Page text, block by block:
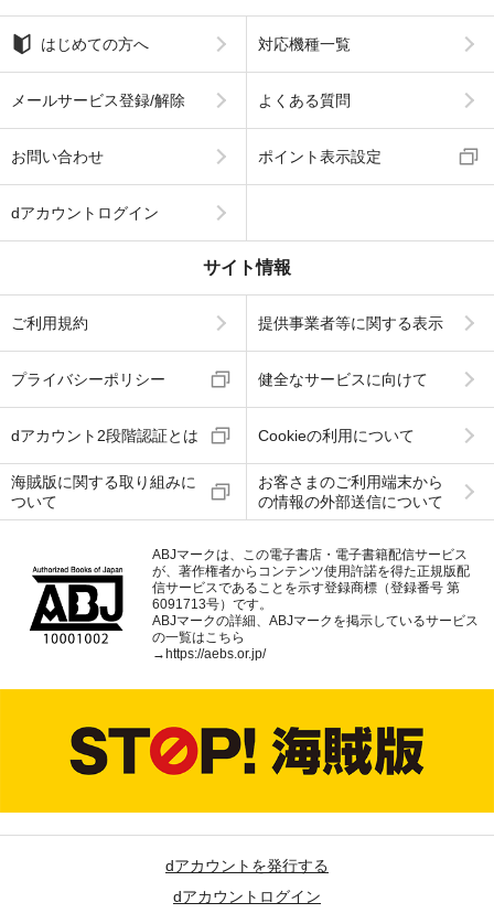
はじめての方へ 対応機種一覧
メールサービス登録/解除 よくある質問
お問い合わせ ポイント表示設定
dアカウントログイン
サイト情報
ご利用規約 提供事業者等に関する表示
プライバシーポリシー 健全なサービスに向けて
dアカウント2段階認証とは Cookieの利用について
海賊版に関する取り組みに
ついて
お客さまのご利用端末から
の情報の外部送信について
ABJマークは、この電子書店・電子書籍配信サービス
が、著作権者からコンテンツ使用許諾を得た正規版配
信サービスであることを示す登録商標（登録番号 第
6091713号）です。
ABJマークの詳細、ABJマークを掲示しているサービス
の一覧はこちら
→ https://aebs.or.jp/
dアカウントを発行する
dアカウントログイン